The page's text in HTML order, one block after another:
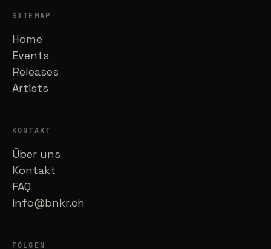
SITEMAP
Home
Events
Releases
Artists
KONTAKT
Über uns
Kontakt
FAQ
info@bnkr.ch
FOLGEN